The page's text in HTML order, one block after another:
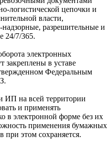
логистической цепочки и
власти,
разрешительные и
24/7/365.
электронных
закреплены в уставе
Федеральным
ИП на всей территории
и применять
в электронной форме без их
применения бумажных
при этом сохраняется.